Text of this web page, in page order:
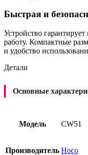
Быстрая и
Устройство
работу. Компактные
и удобство
Детали
Основные
Модель CW51
Производитель Hoco